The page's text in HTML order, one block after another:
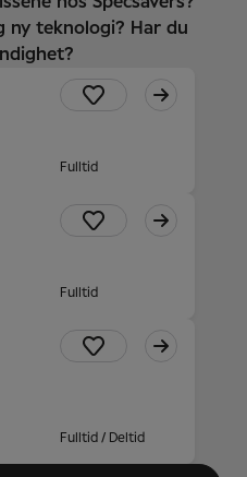
ny teknologi? Har du
Fulltid
Fulltid
Fulltid / Deltid